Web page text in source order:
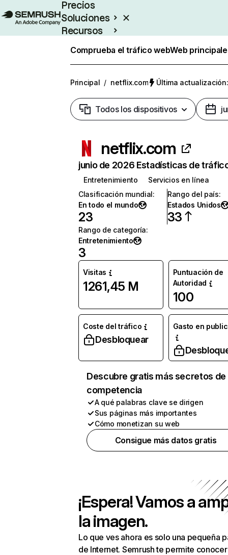
Precios
Soluciones
Recursos
Comprueba el tráfico webWeb
Principal / netflix.com Última
Todos los dispositivos
netflix.com
junio de 2026 Estadísticas de
Entretenimiento
Servicios en línea
Clasificación mundial:
En todo el mundo
23
Rango del país:
Estados Unidos
33
Rango de categoría:
Entretenimiento
3
Visitas
1261,45 M
Puntuación de
Autoridad
100
Coste del tráfico
Desbloquear
Gasto en
Descubre gratis más secretos de
competencia
A qué palabras clave se dirigen
Sus páginas más importantes
Cómo monetizan su web
Consigue más datos gratis
¡Espera! Vamos a
la imagen.
Lo que ves ahora es solo una pequeña
de Internet. Semrush te permite